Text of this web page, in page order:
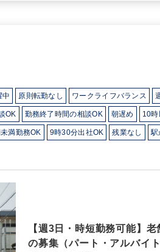
中 原則転勤なし ワークライフバランス
OK 勤務終了時間の相談OK 朝遅め 10
満勤務OK 9時30分出社OK 残業なし 駅
2日制 EXCELのスキルが活かせる 弥生会
【週3日・時短勤務可能】
の募集（パート・アルバイ